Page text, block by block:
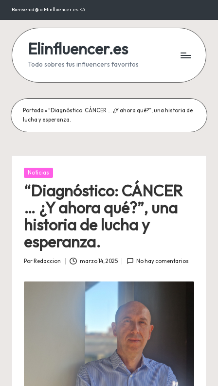
Saltar
contenido
Bienvenid@ a Elinfluencer.es <3
Elinfluencer.es
Todo sobres tus influencers favoritos
Portada »“Diagnóstico: CÁNCER … ¿Y ahora qué?”, una historia de
lucha y esperanza.
Publicada
Noticias
“Diagnóstico: CÁNCER
… ¿Y ahora qué?”, una
historia de lucha y
esperanza.
Por Redaccion marzo 14, 2025 No hay comentarios